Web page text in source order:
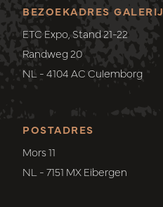
POSTADRES
Mors 11
NL - 7151 MX Eibergen
BEZOEKADRES GALERIJ
ETC Expo, Stand 21-22
Randweg 20
NL - 4104 AC Culemborg